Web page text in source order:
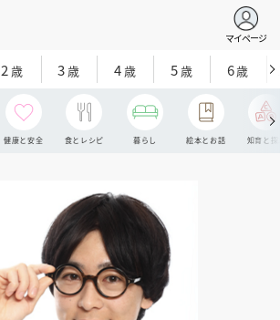
マイページ
2 歳 3歳 4歳 5歳 6歳
健康と安全 食とレシピ 暮らし 絵本とお話 知育と探